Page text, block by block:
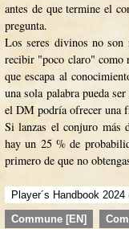
antes de que termine el
pregunta.
Los seres divinos no son
recibir "poco claro" como
que escapa al
una sola palabra pueda
el DM podría ofrecer una
Si lanzas el conjuro más
hay un 25 % de
primero de que no
Player´s Handbook 2024
Commune [EN]